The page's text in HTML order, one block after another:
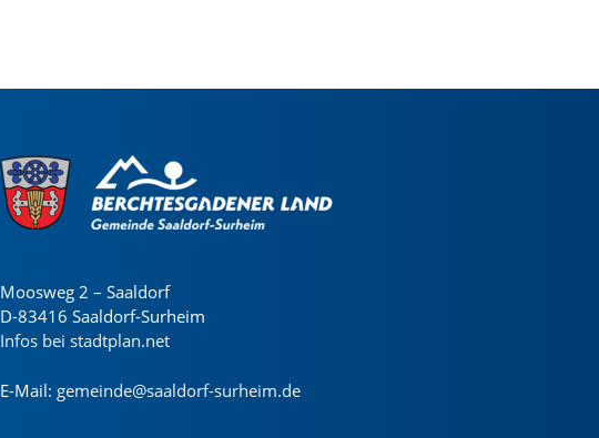
Moosweg 2 – Saaldorf
D-83416 Saaldorf-Surheim
Infos bei stadtplan.net
E-Mail: gemeinde@saaldorf-surheim.de